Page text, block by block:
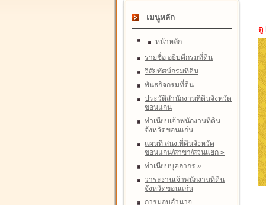
เมนูหลัก
หน้าหลัก
รายชื่อ อธิบดีกรมที่ดิน
วิสัยทัศน์กรมที่ดิน
พันธกิจกรมที่ดิน
ประวัติสำนักงานที่ดินจังหวัด
ขอนแก่น
ทำเนียบเจ้าพนักงานที่ดิน
จังหวัดขอนแก่น
แผนที่ สนง.ที่ดินจังหวัด
ขอนแก่น/สาขา/ส่วนแยก »
ทำเนียบบุคลากร »
วาระงานเจ้าพนักงานที่ดิน
จังหวัดขอนแก่น
การมอบอำนาจ
ดู